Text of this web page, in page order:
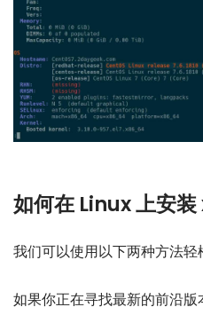
如何在 Linux 上安
我们可以使用以下两种方法轻
如果你正在寻找最新的前沿版